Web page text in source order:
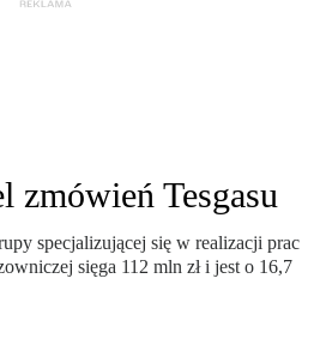
zmówień Tesgasu
specjalizującej się w realizacji prac
sięga 112 mln zł i jest o 16,7